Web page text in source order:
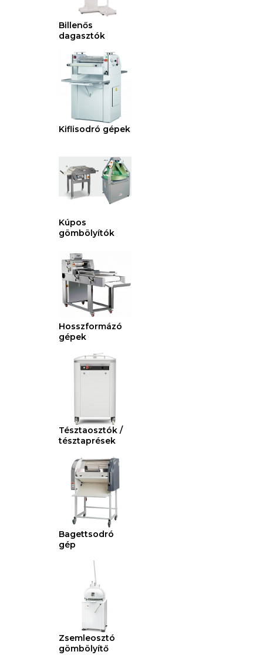
Billenős
dagasztók
Kiflisodró gépek
Kúpos
gömbölyítók
Hosszformázó
gépek
Tésztaosztók /
tésztaprések
Bagettsodró
gép
Zsemleosztó
gömbölyítő